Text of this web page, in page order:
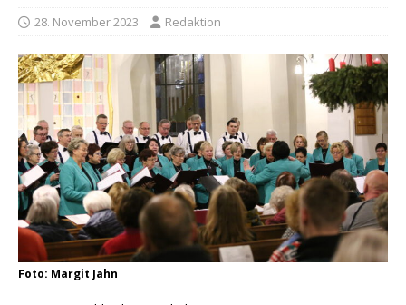
28. November 2023 Redaktion
Foto: Margit Jahn